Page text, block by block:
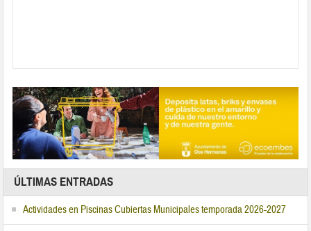
ÚLTIMAS ENTRADAS
Actividades en Piscinas Cubiertas Municipales temporada 2026-2027